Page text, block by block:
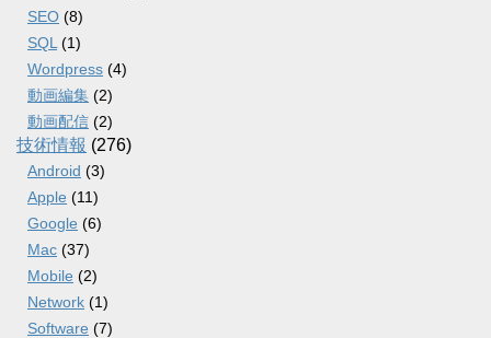
SEO (8)
SQL (1)
Wordpress (4)
動画編集 (2)
動画配信 (2)
技術情報 (276)
Android (3)
Apple (11)
Google (6)
Mac (37)
Mobile (2)
Network (1)
Software (7)